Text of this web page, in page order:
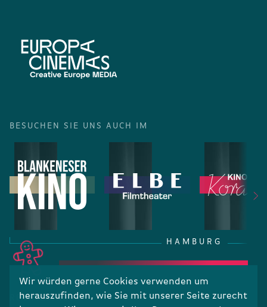
Wir würden gerne Cookies verwenden um
herauszufinden, wie Sie mit unserer Seite zurecht
BESUCHEN SIE UNS AUCH IM
HAMBURG
RECHTLICHES